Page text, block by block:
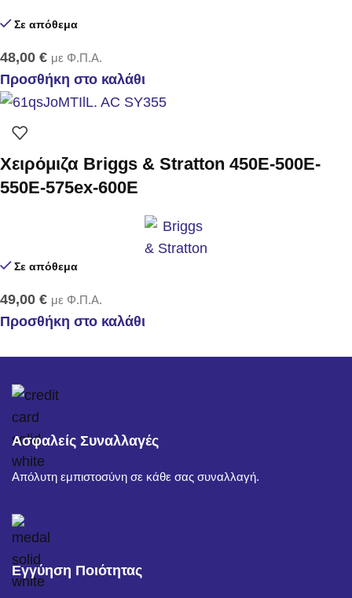
Σε απόθεμα
48,00 € με Φ.Π.Α.
Προσθήκη στο καλάθι
Χειρόμιζα Briggs & Stratton 450E-500E-
550E-575ex-600E
Σε απόθεμα
49,00 € με Φ.Π.Α.
Προσθήκη στο καλάθι
Ασφαλείς Συναλλαγές
Απόλυτη εμπιστοσύνη σε κάθε σας συναλλαγή.
Εγγύηση Ποιότητας